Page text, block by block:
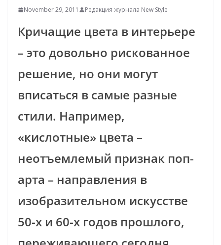
November 29, 2011 Редакция журнала New Style
Кричащие цвета в интерьере
– это довольно рискованное
решение, но они могут
вписаться в самые разные
стили. Например,
«кислотные» цвета –
неотъемлемый признак поп-
арта – направления в
изобразительном искусстве
50-х и 60-х годов прошлого,